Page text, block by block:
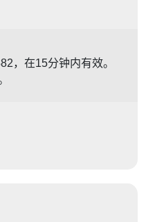
，在15分钟内有效。